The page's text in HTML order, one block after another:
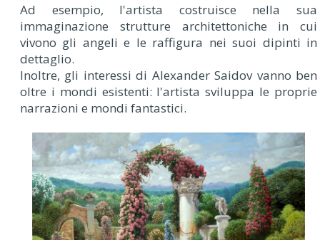
Ad esempio, l'artista costruisce nella sua
immaginazione strutture architettoniche in cui
vivono gli angeli e le raffigura nei suoi dipinti in
dettaglio.
Inoltre, gli interessi di Alexander Saidov vanno ben
oltre i mondi esistenti: l'artista sviluppa le proprie
narrazioni e mondi fantastici.